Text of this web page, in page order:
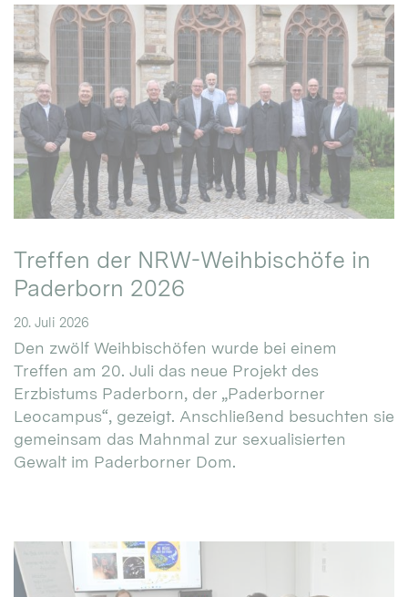
Treffen der NRW-Weihbischöfe in
Paderborn 2026
20. Juli 2026
Den zwölf Weihbischöfen wurde bei einem
Treffen am 20. Juli das neue Projekt des
Erzbistums Paderborn, der „Paderborner
Leocampus“, gezeigt. Anschließend besuchten sie
gemeinsam das Mahnmal zur sexualisierten
Gewalt im Paderborner Dom.